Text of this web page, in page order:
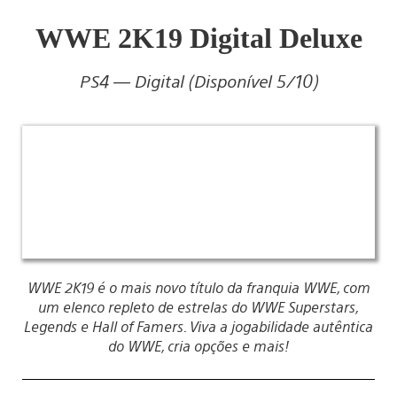
WWE 2K19 Digital Deluxe
PS4 — Digital (Disponível 5/10)
WWE 2K19 é o mais novo título da franquia WWE, com
um elenco repleto de estrelas do WWE Superstars,
Legends e Hall of Famers. Viva a jogabilidade autêntica
do WWE, cria opções e mais!